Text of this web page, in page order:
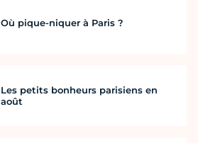
Où pique-niquer à Paris ?
Les petits bonheurs parisiens en
août